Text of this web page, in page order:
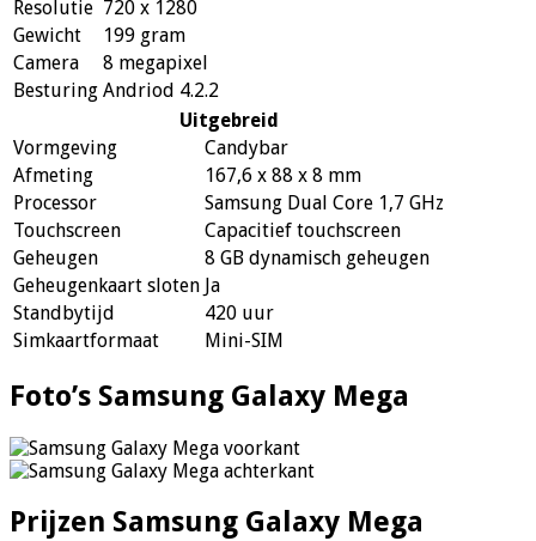
Resolutie 720 x 1280
Gewicht
199 gram
Camera
8 megapixel
Besturing Andriod 4.2.2
Uitgebreid
Vormgeving
Candybar
Afmeting
167,6 x 88 x 8 mm
Processor
Samsung Dual Core 1,7 GHz
Touchscreen
Capacitief touchscreen
Geheugen
8 GB dynamisch geheugen
Geheugenkaart sloten Ja
Standbytijd
420 uur
Simkaartformaat
Mini-SIM
Foto’s Samsung Galaxy Mega
Prijzen Samsung Galaxy Mega